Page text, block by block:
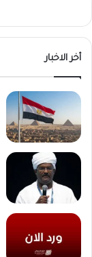
أخر الاخبار